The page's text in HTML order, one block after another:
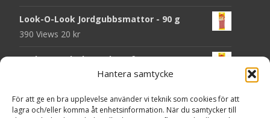
Hantera samtycke
För att ge en bra upplevelse använder vi teknik som cookies för att
lagra och/eller komma åt enhetsinformation. När du samtycker till
Look-O-Look Jordgubbsmattor - 90 g
390 Views 20 kr
Look-O-Look Flygande Tefat - 20 g
Haribo Starmix - 170 g
380 Views 25kr